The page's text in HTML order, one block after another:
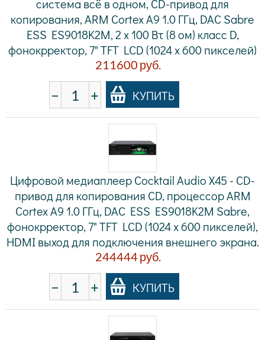
система всё в одном, CD-привод для
копирования, ARM Cortex A9 1.0 ГГц, DAC Sabre
ESS ES9018K2M, 2 x 100 Вт (8 ом) класс D,
фонокрректор, 7" TFT LCD (1024 x 600 пикселей)
211600 руб.
− + КУПИТЬ
Цифровой медиаплеер Cocktail Audio X45 - CD-
привод для копирования CD, процессор ARM
Cortex A9 1.0 ГГц, DAC ESS ES9018K2M Sabre,
фонокрректор, 7" TFT LCD (1024 x 600 пикселей),
HDMI выход для подключения внешнего экрана.
244444руб.
− + КУПИТЬ